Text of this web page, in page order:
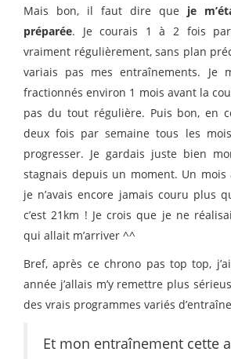
Mais bon, il faut dire que je
préparée. Je courais 1 à 2 fois
vraiment régulièrement, sans plan
variais pas mes entraînements. Je
fractionnés environ 1 mois avant la
pas du tout régulière. Puis bon, en
deux fois par semaine tous les
progresser. Je gardais juste bien
stagnais depuis un moment. Un
je n’avais encore jamais couru plus
c’est 21km ! Je crois que je ne
qui allait m’arriver ^^
Bref, après ce chrono pas top top,
année j’allais m’y remettre plus
des vrais programmes variés
Et mon entraînement cette